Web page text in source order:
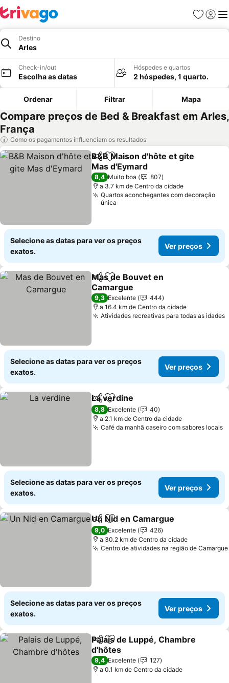
Favoritos
Iniciar
Destino
Arles
Check-in/out
Escolha as datas
Hóspedes e quartos
2 hóspedes, 1 quarto.
Ordenar Filtrar Mapa
Compare preços de Bed & Breakfast em Arles,
França
Como os pagamentos influenciam os resultados
PartilharAdicionar aos favoritos
B&B Maison d'hôte et gite
Mas d'Eymard
Ver preços
8,4 Muito boa
807
a 3.7 km de Centro da cidade
Quartos aconchegantes com decoração
única
Selecione as datas para ver os preços
exatos.
Ver preços
PartilharAdicionar aos favoritos
Mas de Bouvet en
Camargue
Ver preços
9,3 Excelente
444
a 16.4 km de Centro da cidade
Atividades recreativas para todas as idades
Selecione as datas para ver os preços
exatos.
Ver preços
PartilharAdicionar aos favoritos
La verdine
8,8 Excelente
40
a 2.1 km de Centro da cidade
Café da manhã caseiro com sabores locais
Selecione as datas para ver os preços
exatos.
Ver preços
PartilharAdicionar aos favoritos
Un Nid en Camargue
9,0 Excelente
426
a 30.2 km de Centro da cidade
Centro de atividades na região de Camargue
Selecione as datas para ver os preços
exatos.
Ver preços
PartilharAdicionar aos favoritos
Palais de Luppé, Chambre
d'hôtes
Ver preços
9,4 Excelente
127
a 0.1 km de Centro da cidade